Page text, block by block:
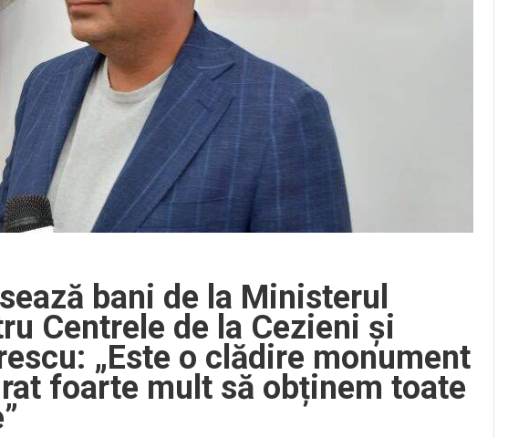
bani de la Ministerul
Centrele de la Cezieni și
„Este o clădire monument
foarte mult să obținem toate